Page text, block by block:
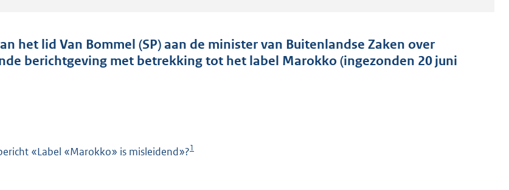
t
a
o
het lid Van Bommel (SP) aan de minister van Buitenlandse Zaken over
berichtgeving met betrekking tot het label Marokko (ingezonden 20 juni
«Label «Marokko» is misleidend»?1